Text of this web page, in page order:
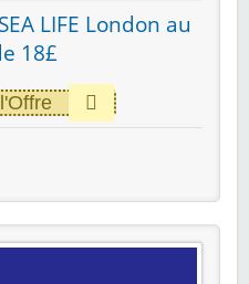
LIFE London au
18£